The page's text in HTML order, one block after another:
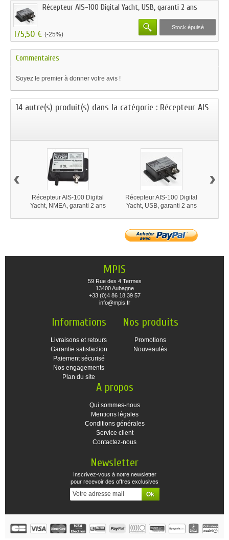
Récepteur AIS-100 Digital Yacht, USB, garanti 2 ans
175,50 € (-25%)
Stock épuisé
Commentaires
Soyez le premier à donner votre avis !
14 autre(s) produit(s) dans la catégorie : Récepteur AIS
Récepteur AIS-100 Digital
Yacht, NMEA, garanti 2 ans
Récepteur AIS-100 Digital
Yacht, USB, garanti 2 ans
‹ ›
MPIS
59 Rue des 4 Termes
13400 Aubagne
+33 (0)4 86 18 39 57
info@mpis.fr
Informations
Livraisons et retours
Garantie satisfaction
Paiement sécurisé
Nos engagements
Plan du site
Nos produits
Promotions
Nouveautés
A propos
Qui sommes-nous
Mentions légales
Conditions générales
Service client
Contactez-nous
Newsletter
Inscrivez-vous à notre newsletter
pour recevoir des offres exclusives